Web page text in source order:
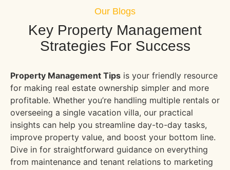
Our Blogs
Key Property Management
Strategies For Success
Property Management Tips is your friendly resource
for making real estate ownership simpler and more
profitable. Whether you’re handling multiple rentals or
overseeing a single vacation villa, our practical
insights can help you streamline day-to-day tasks,
improve property value, and boost your bottom line.
Dive in for straightforward guidance on everything
from maintenance and tenant relations to marketing